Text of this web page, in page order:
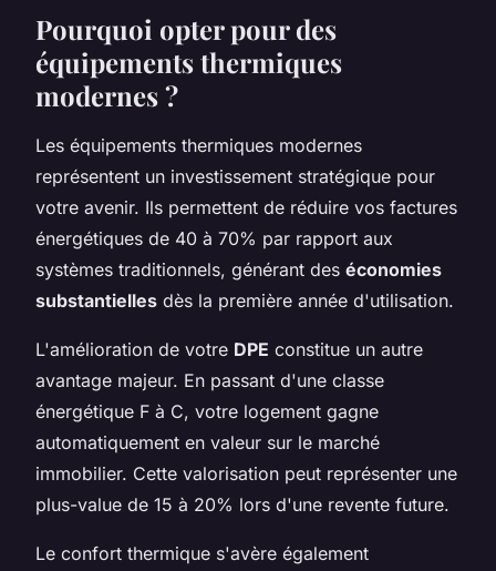
Pourquoi opter pour des
équipements thermiques
modernes ?
Les équipements thermiques modernes
représentent un investissement stratégique pour
votre avenir. Ils permettent de réduire vos factures
énergétiques de 40 à 70% par rapport aux
systèmes traditionnels, générant des économies
substantielles dès la première année d'utilisation.
L'amélioration de votre DPE constitue un autre
avantage majeur. En passant d'une classe
énergétique F à C, votre logement gagne
automatiquement en valeur sur le marché
immobilier. Cette valorisation peut représenter une
plus-value de 15 à 20% lors d'une revente future.
Le confort thermique s'avère également